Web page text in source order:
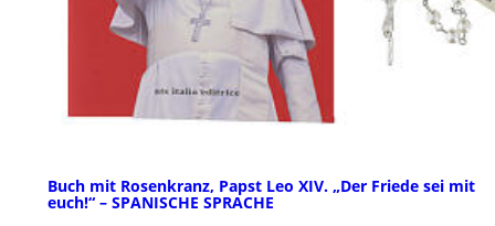
Buch mit Rosenkranz, Papst Leo XIV. „Der Friede sei mit
euch!“ – SPANISCHE SPRACHE